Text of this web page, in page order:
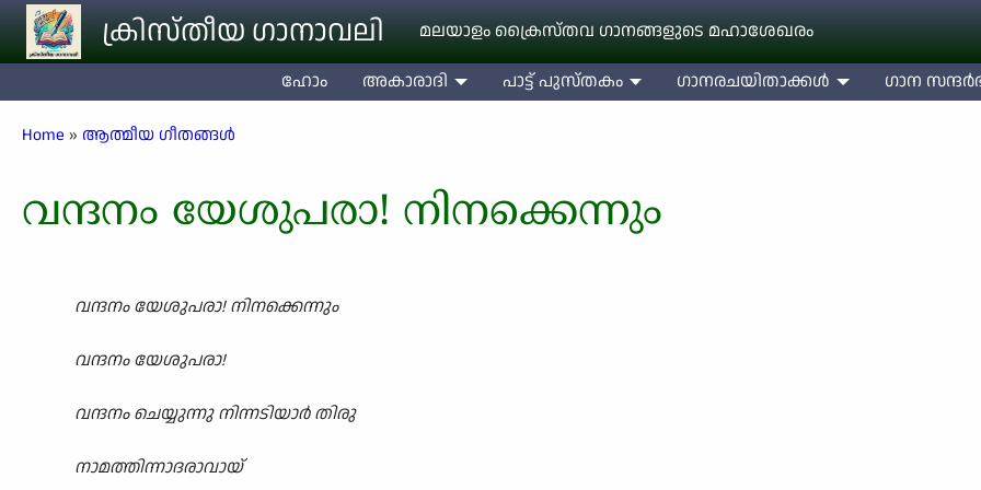
Skip to main contentക്രിസ്തീയ ഗാനാവലി മലയാളം ക്രൈസ്തവ ഗാനങ്ങളുടെ മഹാശേഖരം
ഹോം അകാരാദി പാട്ട് പുസ്തകം ഗാനരചയിതാക്കള്‍ ഗാന
Breadcrumb
Home ആത്മീയ ഗീതങ്ങൾ
വന്ദനം യേശുപരാ! നിനക്കെന്നും
വന്ദനം യേശുപരാ! നിനക്കെന്നും
വന്ദനം യേശുപരാ!
വന്ദനം ചെയ്യുന്നു നിന്നടിയാർ തിരു
നാമത്തിന്നാദരാവായ്